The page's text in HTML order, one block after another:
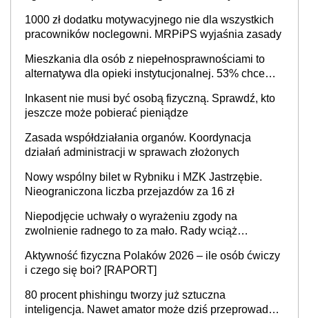
cały kraj
1000 zł dodatku motywacyjnego nie dla wszystkich
pracowników noclegowni. MRPiPS wyjaśnia zasady
Mieszkania dla osób z niepełnosprawnościami to
alternatywa dla opieki instytucjonalnej. 53% chce
Inkasent nie musi być osobą fizyczną. Sprawdź, kto
jeszcze może pobierać pieniądze
Zasada współdziałania organów. Koordynacja
działań administracji w sprawach złożonych
Nowy wspólny bilet w Rybniku i MZK Jastrzębie.
Nieograniczona liczba przejazdów za 16 zł
Niepodjęcie uchwały o wyrażeniu zgody na
zwolnienie radnego to za mało. Rady wciąż
sprawy
Aktywność fizyczna Polaków 2026 – ile osób ćwiczy
i czego się boi? [RAPORT]
80 procent phishingu tworzy już sztuczna
inteligencja. Nawet amator może dziś przeprowadzić